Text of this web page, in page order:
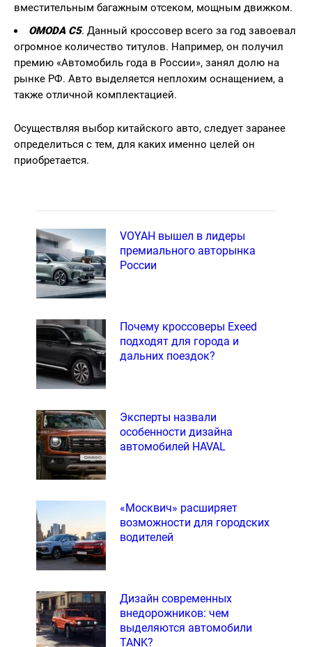
вместительным багажным отсеком, мощным движком.
OMODA C5. Данный кроссовер всего за год завоевал
огромное количество титулов. Например, он получил
премию «Автомобиль года в России», занял долю на
рынке РФ. Авто выделяется неплохим оснащением, а
также отличной комплектацией.
Осуществляя выбор китайского авто, следует заранее
определиться с тем, для каких именно целей он
приобретается.
VOYAH вышел в лидеры
премиального авторынка
России
Почему кроссоверы Exeed
подходят для города и
дальних поездок?
Эксперты назвали
особенности дизайна
автомобилей HAVAL
«Москвич» расширяет
возможности для городских
водителей
Дизайн современных
внедорожников: чем
выделяются автомобили
TANK?